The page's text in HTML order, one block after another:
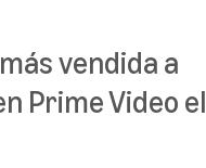
vendida a
Prime Video el